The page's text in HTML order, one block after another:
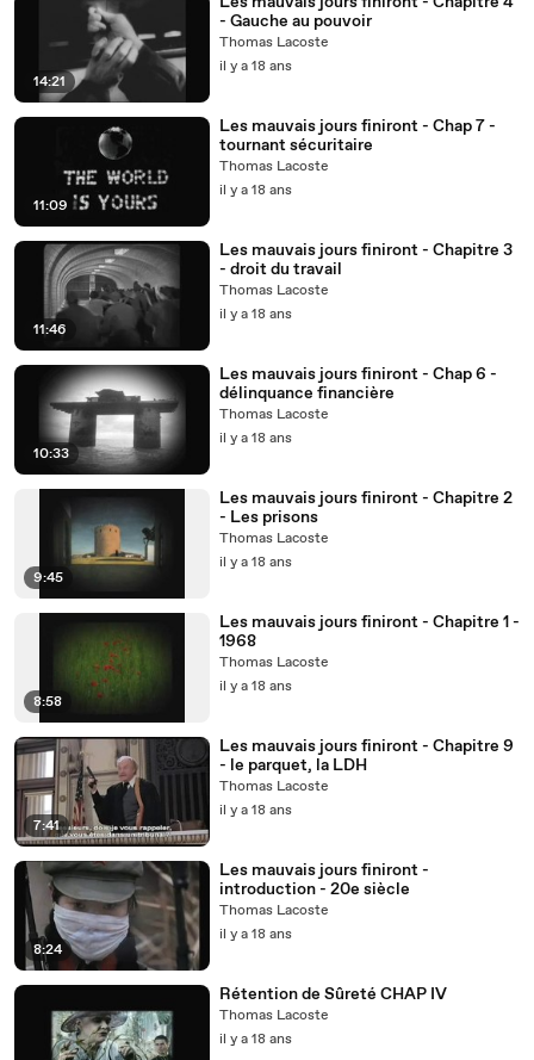
14:21
- Gauche au pouvoir
Thomas Lacoste
il y a 18 ans
11:09
Les mauvais jours finiront - Chap 7 -
tournant sécuritaire
Thomas Lacoste
il y a 18 ans
11:46
Les mauvais jours finiront - Chapitre 3
- droit du travail
Thomas Lacoste
il y a 18 ans
10:33
Les mauvais jours finiront - Chap 6 -
délinquance financière
Thomas Lacoste
il y a 18 ans
9:45
Les mauvais jours finiront - Chapitre 2
- Les prisons
Thomas Lacoste
il y a 18 ans
8:58
Les mauvais jours finiront - Chapitre 1 -
1968
Thomas Lacoste
il y a 18 ans
7:41
Les mauvais jours finiront - Chapitre 9
- le parquet, la LDH
Thomas Lacoste
il y a 18 ans
8:24
Les mauvais jours finiront -
introduction - 20e siècle
Thomas Lacoste
il y a 18 ans
Rétention de Sûreté CHAP IV
Thomas Lacoste
il y a 18 ans